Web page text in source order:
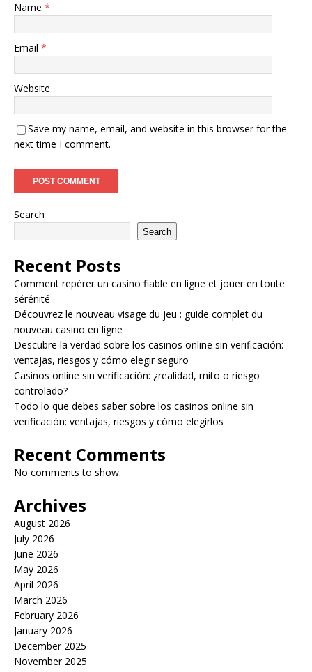
Name *
Email *
Website
Save my name, email, and website in this browser for the
next time I comment.
Search
Search
Recent Posts
Comment repérer un casino fiable en ligne et jouer en toute
sérénité
Découvrez le nouveau visage du jeu : guide complet du
nouveau casino en ligne
Descubre la verdad sobre los casinos online sin verificación:
ventajas, riesgos y cómo elegir seguro
Casinos online sin verificación: ¿realidad, mito o riesgo
controlado?
Todo lo que debes saber sobre los casinos online sin
verificación: ventajas, riesgos y cómo elegirlos
Recent Comments
No comments to show.
Archives
August 2026
July 2026
June 2026
May 2026
April 2026
March 2026
February 2026
January 2026
December 2025
November 2025